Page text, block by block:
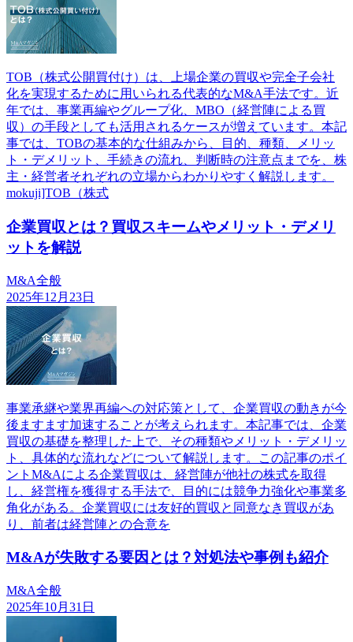
TOB（株式公開買付け）は、上場企業の買収や完全子会社
化を実現するために用いられる代表的なM&A手法です。近
年では、事業再編やグループ化、MBO（経営陣による買
収）の手段としても活用されるケースが増えています。本記
事では、TOBの基本的な仕組みから、目的、種類、メリッ
ト・デメリット、手続きの流れ、判断時の注意点までを、株
主・経営者それぞれの立場からわかりやすく解説します。
mokuji]TOB（株式
企業買収とは？買収スキームやメリット・デメリ
ットを解説
M&A全般
2025年12月23日
事業承継や業界再編への対応策として、企業買収の動きが今
後ますます加速することが考えられます。本記事では、企業
買収の基礎を整理した上で、その種類やメリット・デメリッ
ト、具体的な流れなどについて解説します。この記事のポイ
ントM&Aによる企業買収は、経営陣が他社の株式を取得
し、経営権を獲得する手法で、目的には競争力強化や事業多
角化がある。企業買収には友好的買収と同意なき買収があ
り、前者は経営陣との合意を
M&Aが失敗する要因とは？対処法や事例も紹介
M&A全般
2025年10月31日